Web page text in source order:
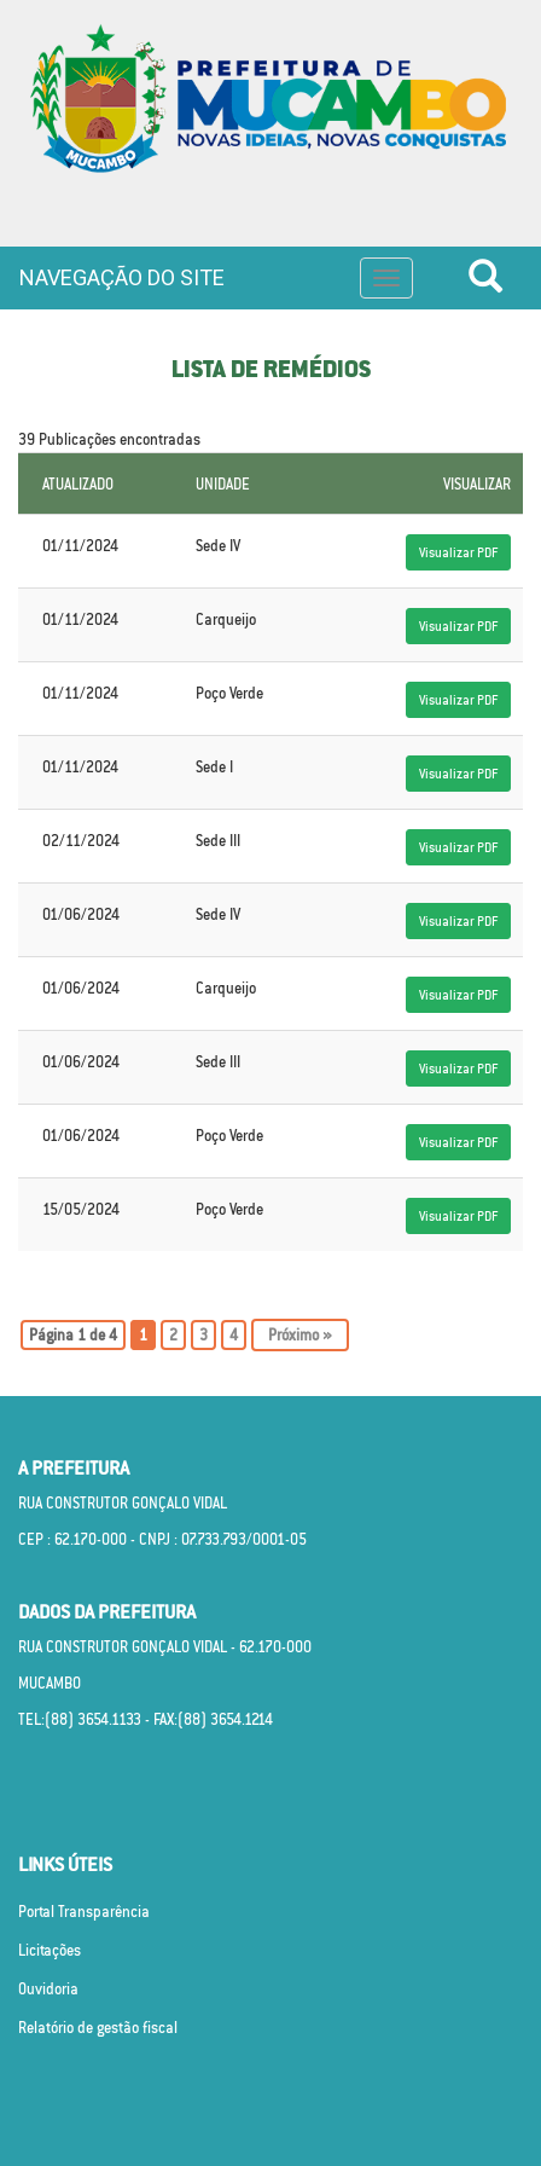
Toggle
navigation
NAVEGAÇÃO DO SITE
LISTA DE REMÉDIOS
39 Publicações encontradas
ATUALIZADO UNIDADE VISUALIZAR
01/11/2024 Sede IV Visualizar PDF
01/11/2024 Carqueijo Visualizar PDF
01/11/2024 Poço Verde Visualizar PDF
01/11/2024 Sede I Visualizar PDF
02/11/2024 Sede III Visualizar PDF
01/06/2024 Sede IV Visualizar PDF
01/06/2024 Carqueijo Visualizar PDF
01/06/2024 Sede III Visualizar PDF
01/06/2024 Poço Verde Visualizar PDF
15/05/2024 Poço Verde Visualizar PDF
Página 1 de 4 1 2 3 4 »
A PREFEITURA
RUA CONSTRUTOR GONÇALO VIDAL
CEP : 62.170­-000 - CNPJ : 07.733.793/0001­-05
DADOS DA PREFEITURA
RUA CONSTRUTOR GONÇALO VIDAL - 62.170­-000
MUCAMBO
TEL:(88) 3654.1133 - FAX:(88) 3654.1214
LINKS ÚTEIS
Portal Transparência
Licitações
Ouvidoria
Relatório de gestão fiscal